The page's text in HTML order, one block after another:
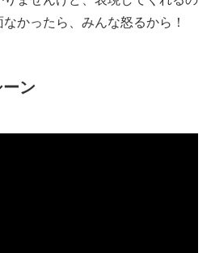
かったら、みんな怒るから！
ン